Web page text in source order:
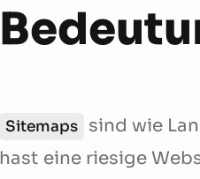
Sitemaps
sind wie
hast eine riesige